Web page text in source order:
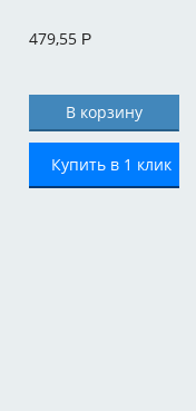
479,55 Р
Купить в 1 клик